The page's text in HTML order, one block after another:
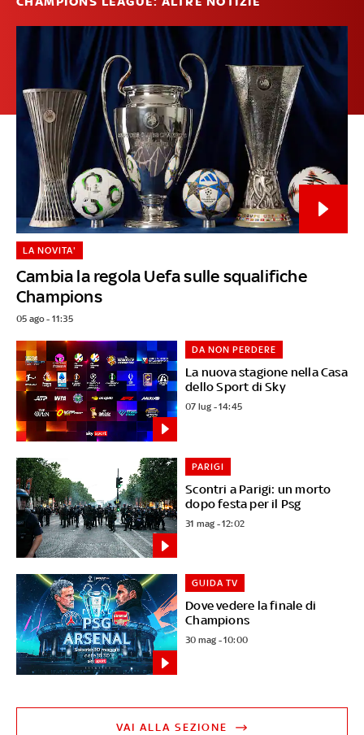
Cambia la regola Uefa sulle squalifiche
Champions
LA NOVITA'
05 ago - 11:35
La nuova stagione nella Casa
dello Sport di Sky
DA NON PERDERE
07 lug - 14:45
Scontri a Parigi: un morto
dopo festa per il Psg
PARIGI
31 mag - 12:02
Dove vedere la finale di
Champions
GUIDA TV
30 mag - 10:00
VAI ALLA SEZIONE